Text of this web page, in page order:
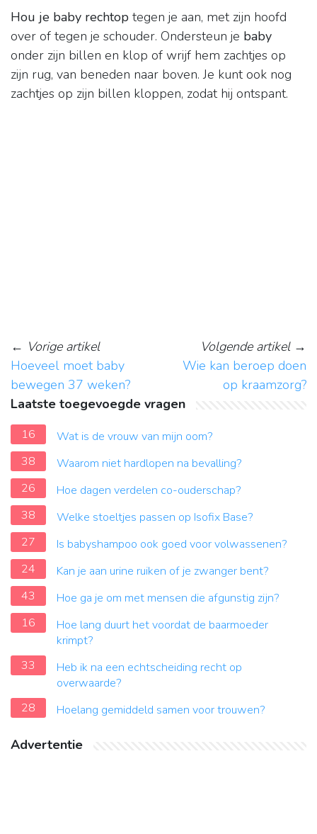
Hou je baby rechtop tegen je aan, met zijn hoofd
over of tegen je schouder. Ondersteun je baby
onder zijn billen en klop of wrijf hem zachtjes op
zijn rug, van beneden naar boven. Je kunt ook nog
zachtjes op zijn billen kloppen, zodat hij ontspant.
← Vorige artikel
Hoeveel moet baby
bewegen 37 weken?
Volgende artikel→
Wie kan beroep doen
op kraamzorg?
Laatste toegevoegde vragen
16
Wat is de vrouw van mijn oom?
38
Waarom niet hardlopen na bevalling?
26
Hoe dagen verdelen co-ouderschap?
38
Welke stoeltjes passen op Isofix Base?
27
Is babyshampoo ook goed voor volwassenen?
24
Kan je aan urine ruiken of je zwanger bent?
43
Hoe ga je om met mensen die afgunstig zijn?
16
Hoe lang duurt het voordat de baarmoeder
krimpt?
33
Heb ik na een echtscheiding recht op
overwaarde?
28
Hoelang gemiddeld samen voor trouwen?
Advertentie